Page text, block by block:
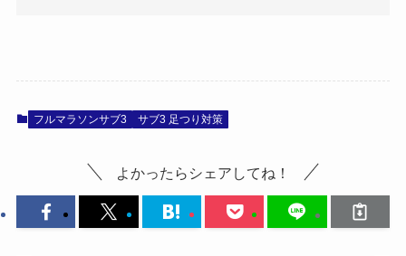
フルマラソンサブ3 サブ3 足つり対策
よかったらシェアしてね！